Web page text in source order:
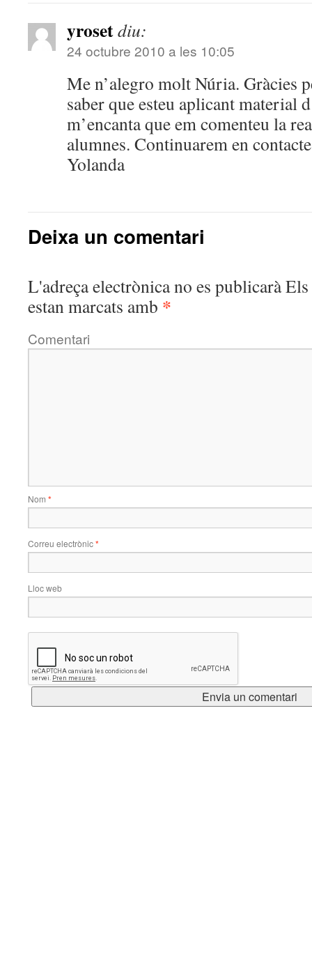
yrosetdiu:
24 octubre 2010 a les 10:05
Me n’alegro molt Núria. Gràcies
saber que esteu aplicant material
m’encanta que em comenteu la
alumnes. Continuarem en
Yolanda
Deixa un comentari
L'adreça electrònica no es publicaràEls
estan marcats amb *
Comentari
Nom *
Correu electrònic*
Lloc web